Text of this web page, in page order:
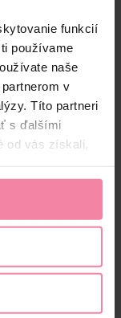
funkcií
používame
naše
v
Títo partneri
s ďalšími
od vás získali,